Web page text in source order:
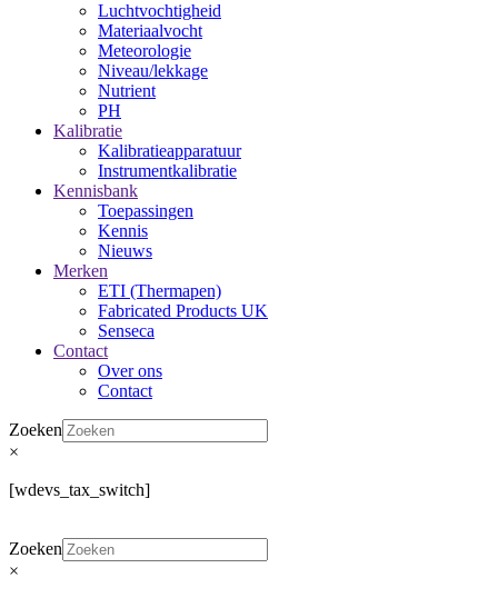
Luchtvochtigheid
Materiaalvocht
Meteorologie
Niveau/lekkage
Nutrient
PH
Kalibratie
Kalibratieapparatuur
Instrumentkalibratie
Kennisbank
Toepassingen
Kennis
Nieuws
Merken
ETI (Thermapen)
Fabricated Products UK
Senseca
Contact
Over ons
Contact
Zoeken
×
[wdevs_tax_switch]
Zoeken
×